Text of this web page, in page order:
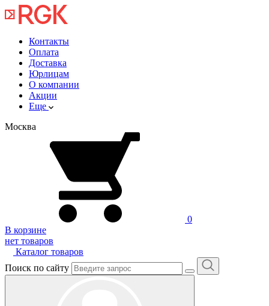
Контакты
Оплата
Доставка
Юрлицам
О компании
Акции
Еще
Москва
0
В корзине
нет товаров
Каталог товаров
Поиск по сайту